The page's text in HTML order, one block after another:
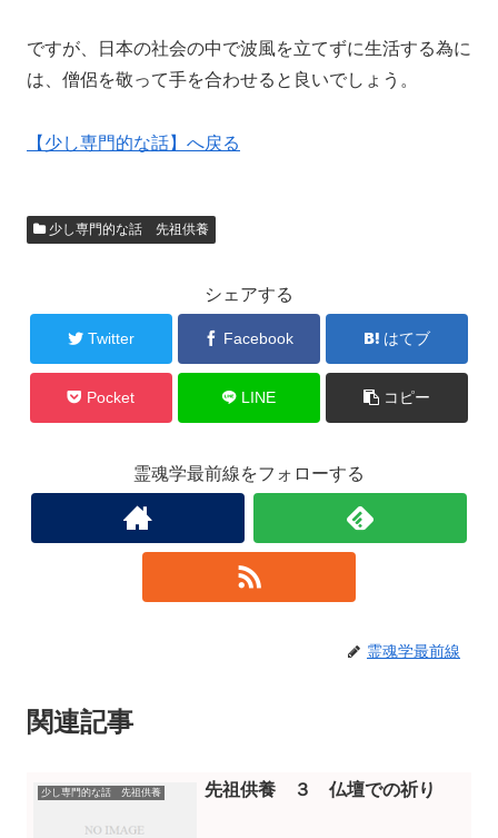
ですが、日本の社会の中で波風を立てずに生活する為に
は、僧侶を敬って手を合わせると良いでしょう。
【少し専門的な話】へ戻る
少し専門的な話 先祖供養
シェアする
Twitter Facebook はてブ
Pocket LINE コピー
霊魂学最前線をフォローする
霊魂学最前線
関連記事
少し専門的な話 先祖供養 先祖供養 ３ 仏壇での祈り